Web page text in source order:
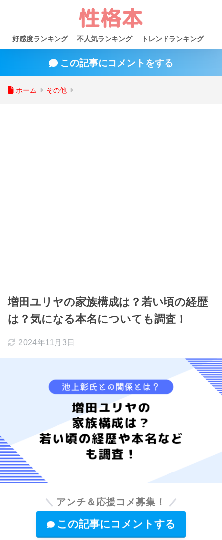
好感度ランキング 不人気ランキング トレンドランキング
この記事にコメントをする
ホーム その他
増田ユリヤの家族構成は？若い頃の経歴
は？気になる本名についても調査！
2024年11月3日
アンチ＆応援コメ募集！
この記事にコメントする